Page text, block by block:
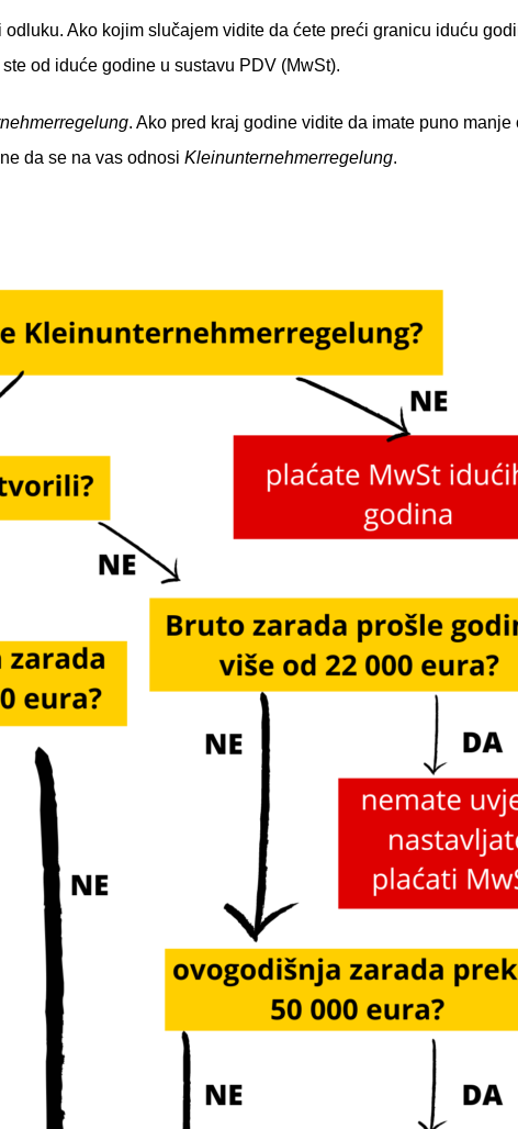
Ako kojim slučajem vidite da ćete preći granicu iduću
od iduće godine u sustavu PDV (MwSt).
. Ako pred kraj godine vidite da imate puno
da se na vas odnosi Kleinunternehmerregelung.